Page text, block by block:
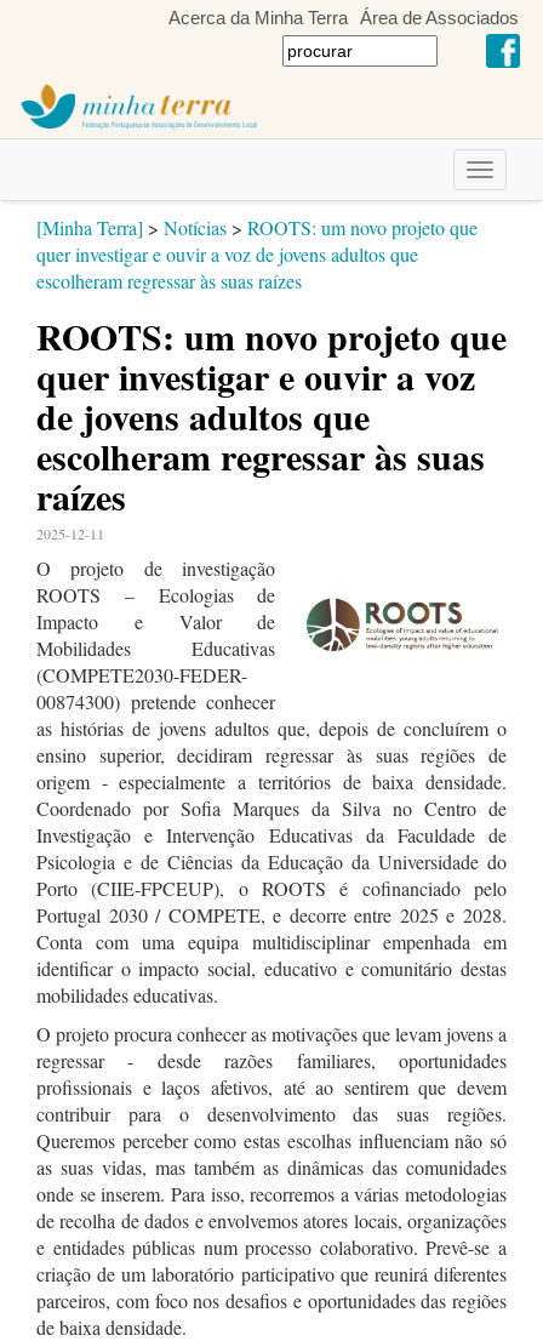
Acerca da Minha Terra Área de Associados
Toggle
[Minha Terra] > Notícias > ROOTS: um novo projeto que
quer investigar e ouvir a voz de jovens adultos que
escolheram regressar às suas raízes
ROOTS: um novo projeto que
quer investigar e ouvir a voz
de jovens adultos que
escolheram regressar às suas
raízes
2025-12-11
O projeto de investigação
ROOTS – Ecologias de
Impacto e Valor de
Mobilidades Educativas
(COMPETE2030-FEDER-
00874300) pretende conhecer
as histórias de jovens adultos que, depois de concluírem o
ensino superior, decidiram regressar às suas regiões de
origem - especialmente a territórios de baixa densidade.
Coordenado por Sofia Marques da Silva no Centro de
Investigação e Intervenção Educativas da Faculdade de
Psicologia e de Ciências da Educação da Universidade do
Porto (CIIE-FPCEUP), o ROOTS é cofinanciado pelo
Portugal 2030 / COMPETE, e decorre entre 2025 e 2028.
Conta com uma equipa multidisciplinar empenhada em
identificar o impacto social, educativo e comunitário destas
mobilidades educativas.
O projeto procura conhecer as motivações que levam jovens a
regressar - desde razões familiares, oportunidades
profissionais e laços afetivos, até ao sentirem que devem
contribuir para o desenvolvimento das suas regiões.
Queremos perceber como estas escolhas influenciam não só
as suas vidas, mas também as dinâmicas das comunidades
onde se inserem. Para isso, recorremos a várias metodologias
de recolha de dados e envolvemos atores locais, organizações
e entidades públicas num processo colaborativo. Prevê-se a
criação de um laboratório participativo que reunirá diferentes
parceiros, com foco nos desafios e oportunidades das regiões
de baixa densidade.